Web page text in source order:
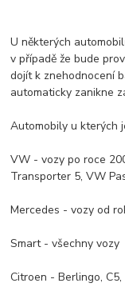
U některých
v případě že bude
dojít k znehodnocení
automaticky zanikne
Automobily u kterých
VW - vozy po roce
Transporter 5, VW
Mercedes - vozy od
Smart - všechny vozy
Citroen - Berlingo, C5,